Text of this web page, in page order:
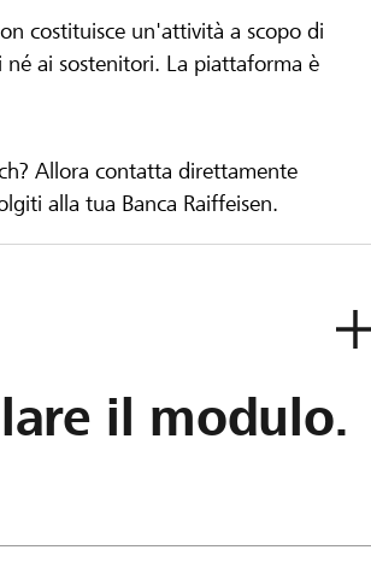
costituisce un'attività a scopo di
né ai sostenitori. La piattaforma è
Allora contatta direttamente
alla tua Banca Raiffeisen.
il modulo.